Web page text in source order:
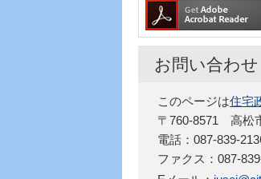
お問い合わせ
このページは住宅
〒760-8571 高松
電話：087-839-
ファクス：087-